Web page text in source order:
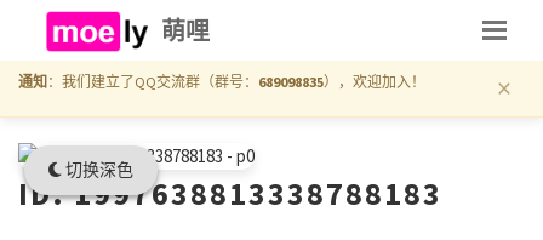
切换深色
萌哩
通知 ：我们建立了QQ交流群（群号： 689098835），欢迎加入！ ×
ID: 1997638813338788183